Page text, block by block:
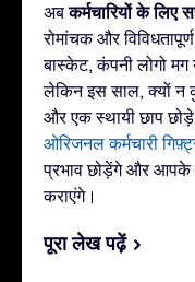
अबकर्मचारियों के लिए
रोमांचक और
बास्केट, कंपनी लोगो मग
लेकिन इस साल, क्यों न
और एक स्थायी छाप
ओरिजनल कर्मचारी
प्रभाव छोड़ेंगे और आपके
कराएंगे।
पूरा लेख पढ़ें